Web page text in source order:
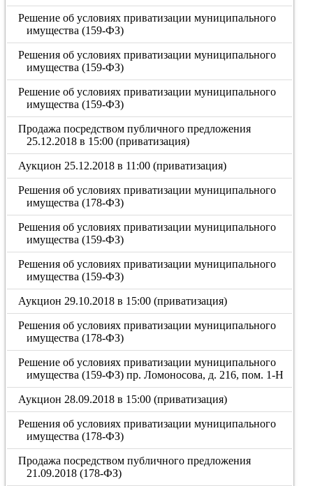
Решение об условиях приватизации муниципального
имущества (159-ФЗ)
Решения об условиях приватизации муниципального
имущества (159-ФЗ)
Решение об условиях приватизации муниципального
имущества (159-ФЗ)
Продажа посредством публичного предложения
25.12.2018 в 15:00 (приватизация)
Аукцион 25.12.2018 в 11:00 (приватизация)
Решения об условиях приватизации муниципального
имущества (178-ФЗ)
Решения об условиях приватизации муниципального
имущества (159-ФЗ)
Решения об условиях приватизации муниципального
имущества (159-ФЗ)
Аукцион 29.10.2018 в 15:00 (приватизация)
Решения об условиях приватизации муниципального
имущества (178-ФЗ)
Решение об условиях приватизации муниципального
имущества (159-ФЗ) пр. Ломоносова, д. 216, пом. 1-Н
Аукцион 28.09.2018 в 15:00 (приватизация)
Решения об условиях приватизации муниципального
имущества (178-ФЗ)
Продажа посредством публичного предложения
21.09.2018 (178-ФЗ)